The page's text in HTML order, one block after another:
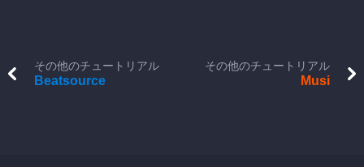
その他のチュートリアル
Beatsource
その他のチュートリアル
Musi